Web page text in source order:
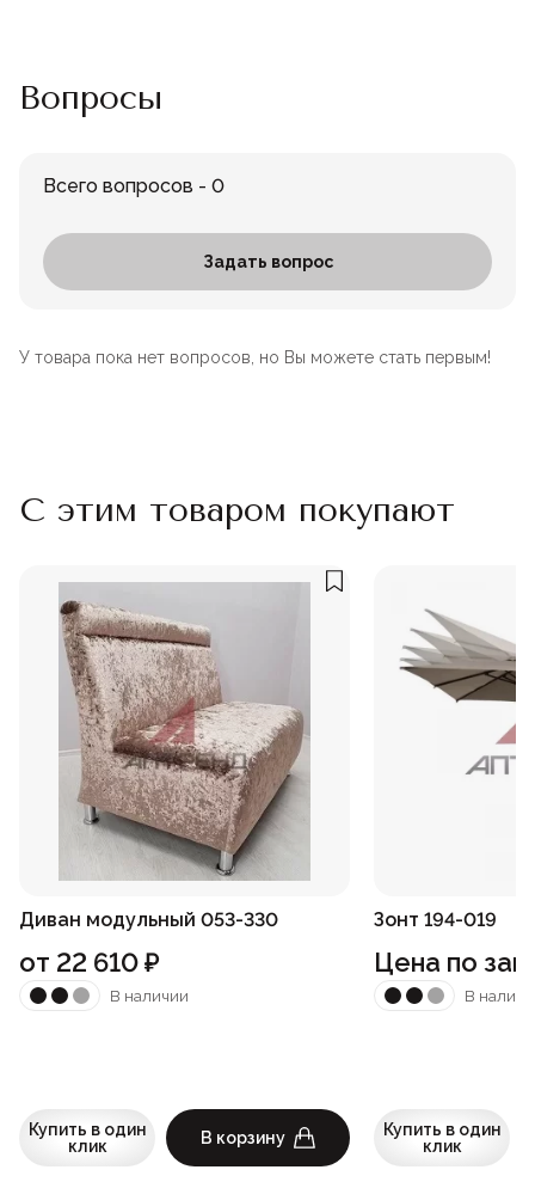
Вопросы
Всего вопросов - 0
Задать вопрос
У товара пока нет вопросов, но Вы можете стать первым!
С этим товаром покупают
Диван модульный 053-330
от 22 610₽
В наличии
Купить в один
клик
В корзину
Зонт 194-019
Цена по
В
Купить в один
клик